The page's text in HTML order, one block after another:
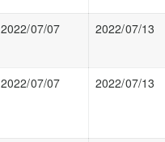
2022/07/07 2022/07/13
2022/07/07 2022/07/13